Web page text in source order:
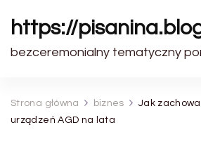
https://
bezceremonialny tematyczny
Strona główna biznes
Jak
urządzeń AGD na lata